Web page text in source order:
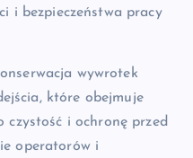
i bezpieczeństwa pracy
wywrotek
które obejmuje
czystość i ochronę przed
operatorów i